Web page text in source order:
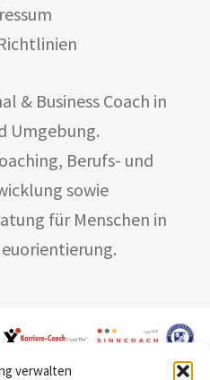
verwalten
& Business Coach in
Umgebung.
Berufs- und
sowie
für Menschen in